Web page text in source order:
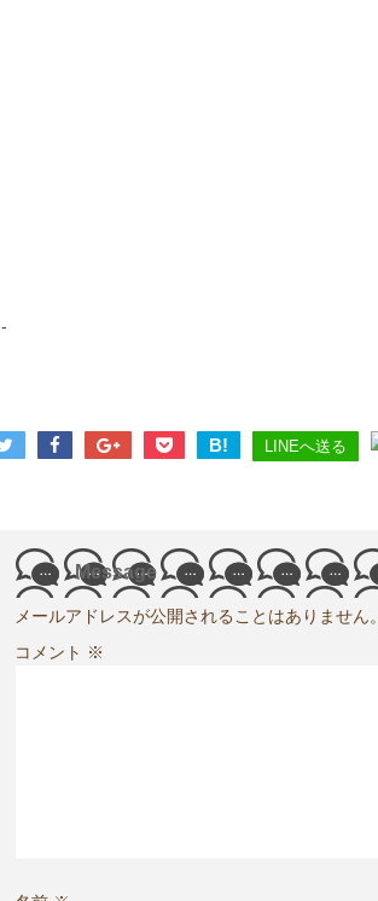
-
B! LINEへ送る
Message
メールアドレスが公開されることはありません。
コメント ※